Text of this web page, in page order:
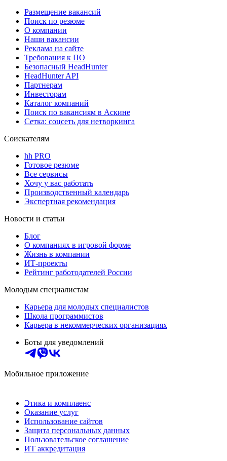
Размещение вакансий
Поиск по резюме
О компании
Наши вакансии
Реклама на сайте
Требования к ПО
Безопасный HeadHunter
HeadHunter API
Партнерам
Инвесторам
Каталог компаний
Поиск по вакансиям в Аскине
Сетка: соцсеть для нетворкинга
Соискателям
hh PRO
Готовое резюме
Все сервисы
Хочу у вас работать
Производственный календарь
Экспертная рекомендация
Новости и статьи
Блог
О компаниях в игровой форме
Жизнь в компании
ИТ-проекты
Рейтинг работодателей России
Молодым специалистам
Карьера для молодых специалистов
Школа программистов
Карьера в некоммерческих организациях
Боты для уведомлений
Мобильное приложение
Этика и комплаенс
Оказание услуг
Использование сайтов
Защита персональных данных
Пользовательское соглашение
ИТ аккредитация